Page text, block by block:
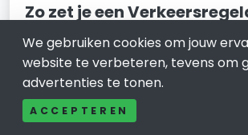
Zo zet je een
Arnhem veilig en slim in
5 december 2025
Hoe zorg je dat verkeer rondom een
wegafsluiting of project in Arnhem veilig
We gebruiken cookies om jouw
website te verbeteren, tevens om
advertenties te tonen.
ACCEPTEREN